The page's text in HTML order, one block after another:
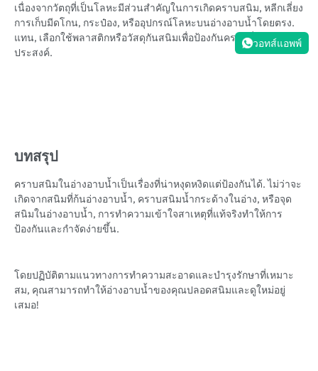
เนื่องจากวัตถุที่เป็นโลหะมีส่วนสำคัญในการเกิดคราบสนิม, หลีกเลี่ยง
การเก็บมีดโกน, กระป๋อง, หรืออุปกรณ์โลหะบนอ่างอาบน้ำโดยตรง.
แทน, เลือกใช้พลาสติกหรือวัสดุกันสนิมเพื่อป้องกันคราบที่ไม่พึง
ประสงค์.
บทสรุป
คราบสนิมในอ่างอาบน้ำเป็นเรื่องที่น่าหงุดหงิดแต่ป้องกันได้. ไม่ว่าจะ
เกิดจากสนิมที่ก้นอ่างอาบน้ำ, คราบสนิมน้ำกระด้างในอ่าง, หรือจุด
สนิมในอ่างอาบน้ำ, การทำความเข้าใจสาเหตุที่แท้จริงทำให้การ
ป้องกันและกำจัดง่ายขึ้น.
โดยปฏิบัติตามแนวทางการทำความสะอาดและบำรุงรักษาที่เหมาะ
สม, คุณสามารถทำให้อ่างอาบน้ำของคุณปลอดสนิมและดูใหม่อยู่
เสมอ!
วอทส์แอพพ์